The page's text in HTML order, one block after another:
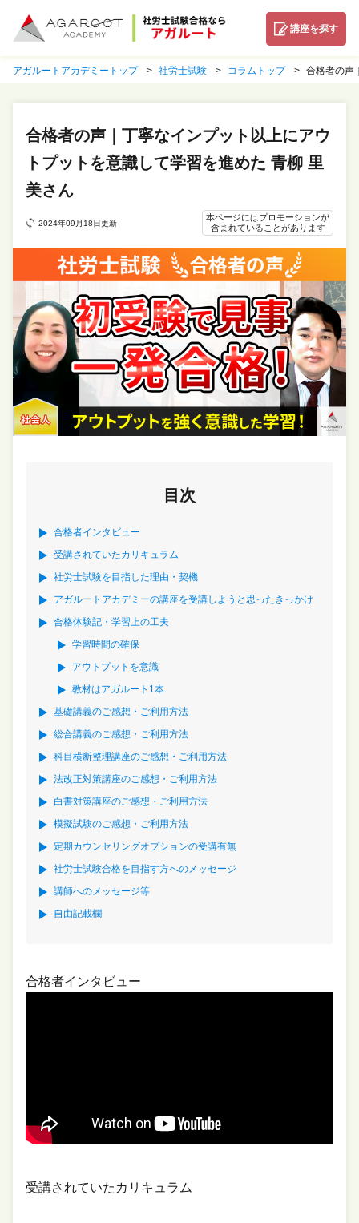
講座を探す
アガルートアカデミートップ 社労士試験 コラムトップ 合格者の声
合格者の声｜丁寧なインプット以上にアウ
トプットを意識して学習を進めた 青柳 里
美さん
2024年09月18日更新
本ページにはプロモーションが
含まれていることがあります
目次
合格者インタビュー
受講されていたカリキュラム
社労士試験を目指した理由・契機
アガルートアカデミーの講座を受講しようと思ったきっかけ
合格体験記・学習上の工夫
学習時間の確保
アウトプットを意識
教材はアガルート1本
基礎講義のご感想・ご利用方法
総合講義のご感想・ご利用方法
科目横断整理講座のご感想・ご利用方法
法改正対策講座のご感想・ご利用方法
白書対策講座のご感想・ご利用方法
模擬試験のご感想・ご利用方法
定期カウンセリングオプションの受講有無
社労士試験合格を目指す方へのメッセージ
講師へのメッセージ等
自由記載欄
合格者インタビュー
受講されていたカリキュラム